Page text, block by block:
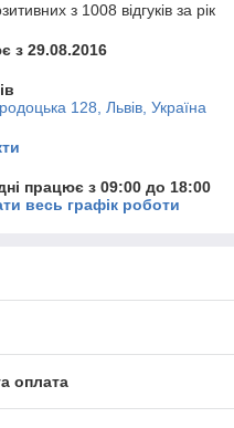
з 1008 відгуків за рік
з 29.08.2016
128, Львів, Україна
працює з 09:00 до 18:00
весь графік роботи
оплата